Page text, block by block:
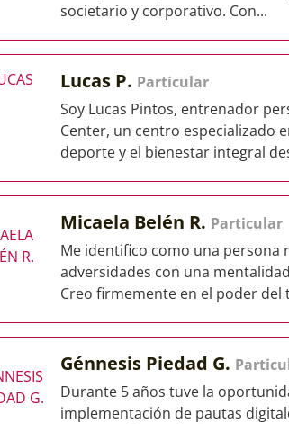
societario y corporativo. Con...
Lucas P. Particular
Soy Lucas Pintos, entrenador
Center, un centro especializado
deporte y el bienestar integral
Micaela Belén R. Particular
Me identifico como una persona
adversidades con una
Creo firmemente en el poder del
Génnesis Piedad G.
Durante 5 años tuve la
implementación de pautas